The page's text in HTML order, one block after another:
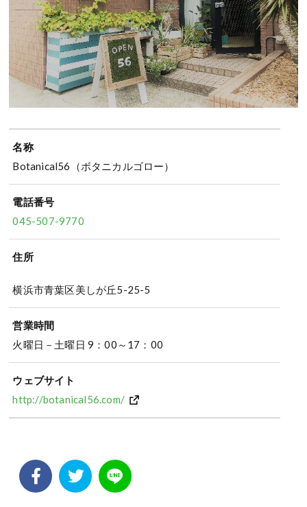
名称
Botanical56（ボタニカルゴロー）
電話番号
045-507-9770
住所
横浜市青葉区美しが丘5-25-5
営業時間
火曜日－土曜日 9：00～17：00
ウェブサイト
http://botanical56.com/